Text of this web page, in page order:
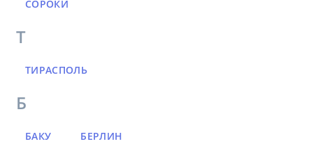
СОРОКИ
Т
ТИРАСПОЛЬ
Б
БАКУ БЕРЛИН